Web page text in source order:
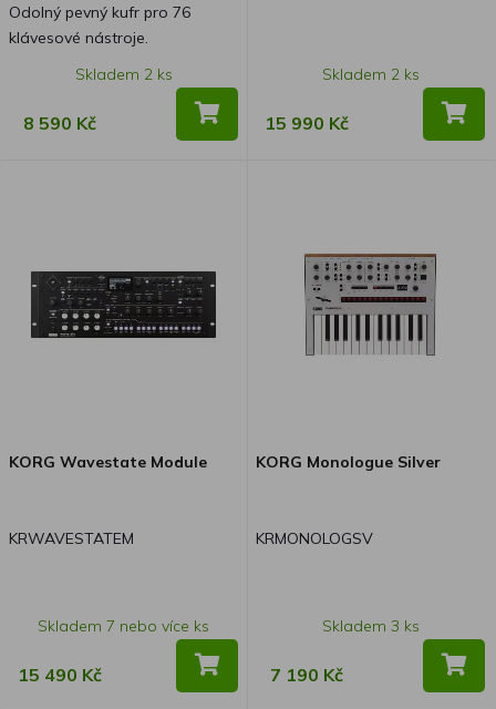
Odolný pevný kufr pro 76
klávesové nástroje.
Skladem 2 ks
8 590 Kč
Skladem 2 ks
15 990 Kč
KORG Wavestate Module
KRWAVESTATEM
Skladem 7 nebo více ks
15 490 Kč
KORG Monologue Silver
KRMONOLOGSV
Skladem 3 ks
7 190 Kč